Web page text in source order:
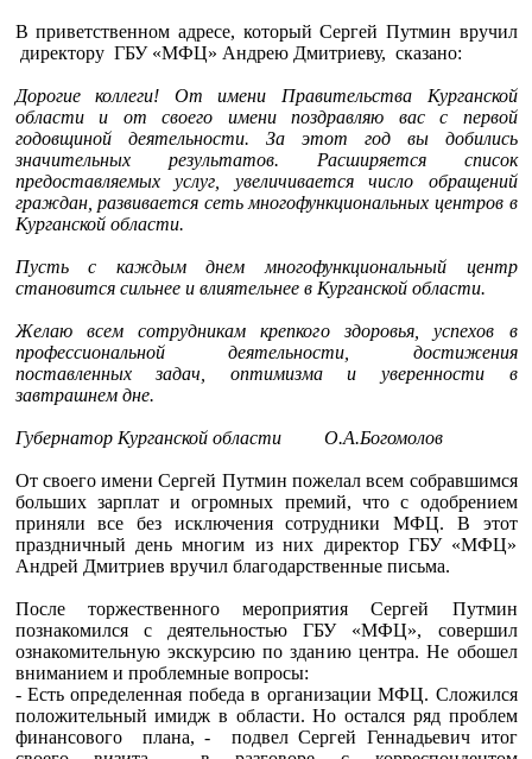
В приветственном адресе, который Сергей Путмин вручил
директору ГБУ «МФЦ» Андрею Дмитриеву, сказано:
Дорогие коллеги! От имени Правительства Курганской
области и от своего имени поздравляю вас с первой
годовщиной деятельности. За этот год вы добились
значительных результатов. Расширяется список
предоставляемых услуг, увеличивается число обращений
граждан, развивается сеть многофункциональных центров в
Курганской области.
Пусть с каждым днем многофункциональный центр
становится сильнее и влиятельнее в Курганской области.
Желаю всем сотрудникам крепкого здоровья, успехов в
профессиональной деятельности, достижения
поставленных задач, оптимизма и уверенности в
завтрашнем дне.
Губернатор Курганской области О.А.Богомолов
От своего имени Сергей Путмин пожелал всем собравшимся
больших зарплат и огромных премий, что с одобрением
приняли все без исключения сотрудники МФЦ. В этот
праздничный день многим из них директор ГБУ «МФЦ»
Андрей Дмитриев вручил благодарственные письма.
После торжественного мероприятия Сергей Путмин
познакомился с деятельностью ГБУ «МФЦ», совершил
ознакомительную экскурсию по зданию центра. Не обошел
вниманием и проблемные вопросы:
- Есть определенная победа в организации МФЦ. Сложился
положительный имидж в области. Но остался ряд проблем
финансового плана, - подвел Сергей Геннадьевич итог